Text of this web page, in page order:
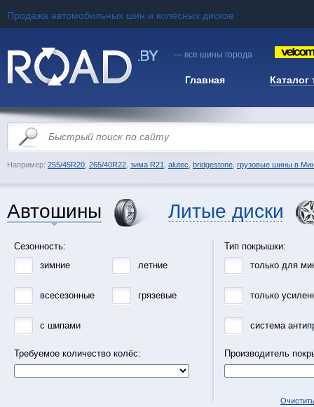
Продажа автомобильных шин и колёсных дисков
— все шины города
Главная Каталог
Например: 255/45R20 265/40R22 зима R21 alutec bridgestone грузовые шины в
Автошины Литые диски
Сезонность:
зимние
летние
всесезонные грязевые
с шипами
Требуемое количество колёс:
Тип покрышки:
только для
только
система
Производитель